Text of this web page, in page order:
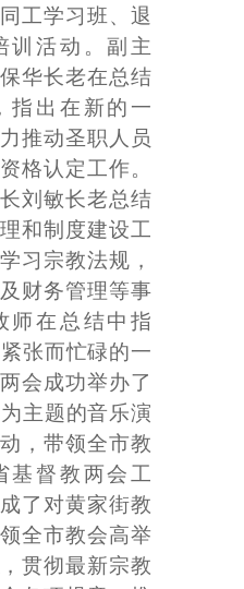
工学习班、退
训活动。副主
华长老在总结
指出在新的一
推动圣职人员
格认定工作。
刘敏长老总结
和制度建设工
习宗教法规，
财务管理等事
师在总结中指
张而忙碌的一
会成功举办了
主题的音乐演
，带领全市教
基督教两会工
了对黄家街教
全市教会高举
贯彻最新宗教